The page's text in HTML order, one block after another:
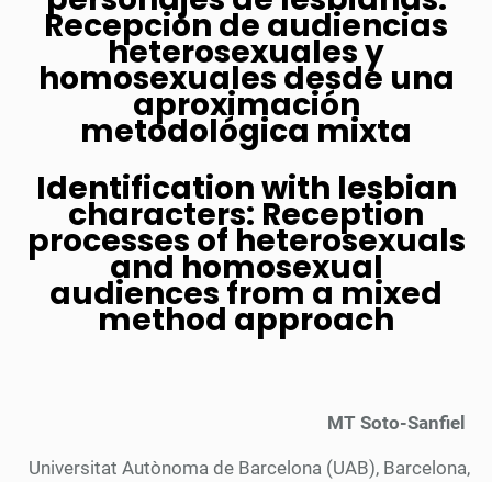
Recepción de audiencias
heterosexuales y
homosexuales desde una
aproximación
metodológica mixta
Identification with lesbian
characters: Reception
processes of heterosexuals
and homosexual
audiences from a mixed
method approach
MT Soto-Sanfiel
Universitat Autònoma de Barcelona (UAB), Barcelona,